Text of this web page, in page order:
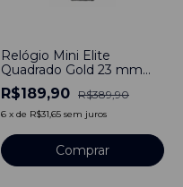
Relógio Mini Elite
Quadrado Gold 23 mm
Couro
R$189,90 R$389,90
6 x de R$31,65 sem juros
Comprar